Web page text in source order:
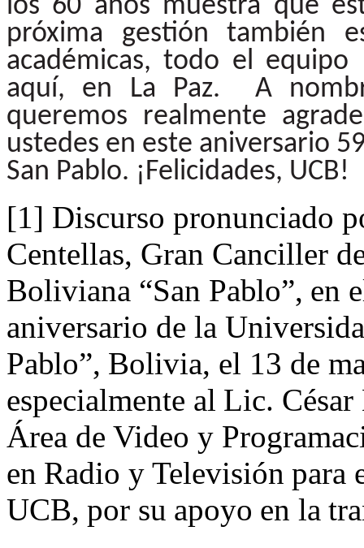
los 60 años muestra que
próxima gestión también
académicas, todo el
aquí, en La Paz. A
queremos realmente
ustedes en este aniversario
San Pablo. ¡Felicidades, UCB!
[1] Discurso pronunciado
Centellas, Gran Canciller
Boliviana “San Pablo”, en
aniversario de la
Pablo”, Bolivia, el 13 de
especialmente al Lic. César
Área de Video y
en Radio y Televisión para
UCB, por su apoyo en la